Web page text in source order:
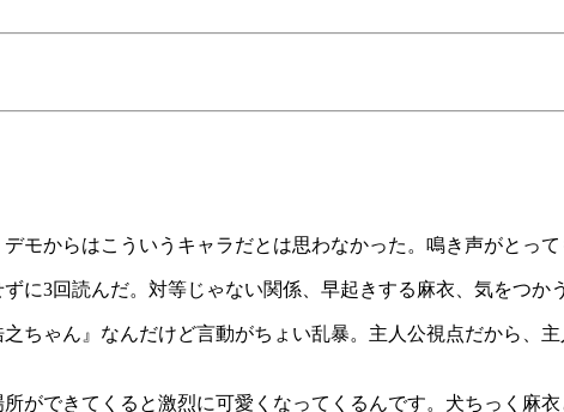
モからはこういうキャラだとは思わなかった。鳴き声がとって
に3回読んだ。対等じゃない関係、早起きする麻衣、気をつ
ちゃん』なんだけど言動がちょい乱暴。主人公視点だから、
ができてくると激烈に可愛くなってくるんです。犬ちっく麻